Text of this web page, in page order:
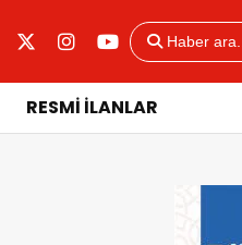
Haber ara...
RESMİ İLANLAR